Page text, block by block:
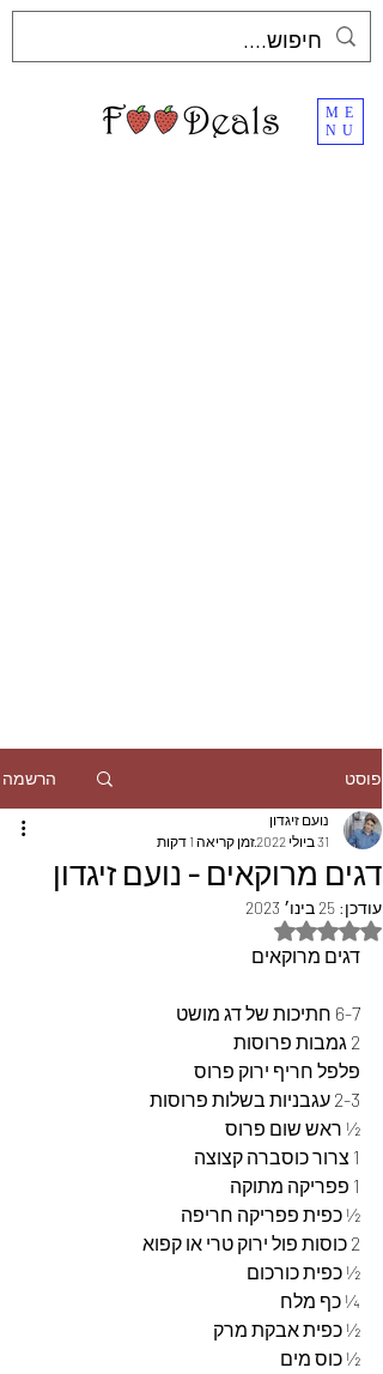
ME
NU
פוסט הרשמה
דגים מרוקאים - נועם זיגדון
נועם זיגדון
31 ביולי 2022
זמן קריאה 1 דקות
עודכן: 25 בינו׳ 2023
דירוג של NaN מתוך 5 כוכבים
דגים מרוקאים
6-7 חתיכות של דג מושט
2 גמבות פרוסות
פלפל חריף ירוק פרוס
2-3 עגבניות בשלות פרוסות
½ ראש שום פרוס
1 צרור כוסברה קצוצה
1 פפריקה מתוקה
½ כפית פפריקה חריפה
2 כוסות פול ירוק טרי או קפוא
½ כפית כורכום
¼ כף מלח
½ כפית אבקת מרק
½ כוס מים